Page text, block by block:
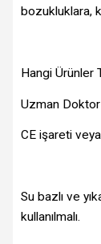
bozukluklara,
Hangi Ürünler
Uzman
CE işareti
Su bazlı ve
kullanılmalı.